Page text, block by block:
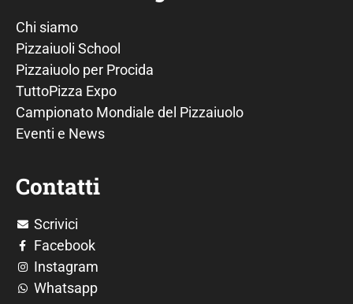
Chi siamo
Pizzaiuoli School
Pizzaiuolo per Procida
TuttoPizza Expo
Campionato Mondiale del Pizzaiuolo
Eventi e News
Contatti
Scrivici
Facebook
Instagram
Whatsapp